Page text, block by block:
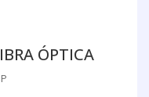
ÓPTICA